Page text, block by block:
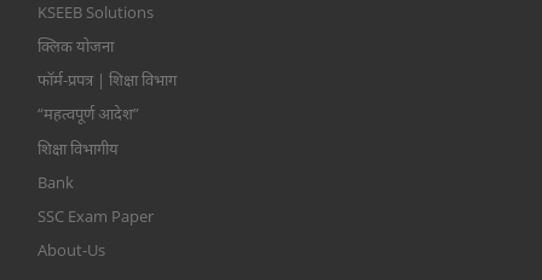
KSEEB Solutions
क्लिक योजना
फॉर्म-प्रपत्र | शिक्षा विभाग
“महत्वपूर्ण आदेश”
शिक्षा विभागीय
Bank
SSC Exam Paper
About-Us